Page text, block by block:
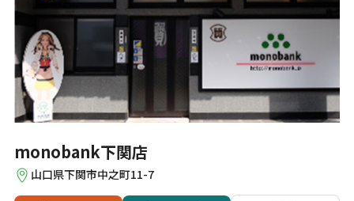
monobank下関店
山口県下関市中之町11-7